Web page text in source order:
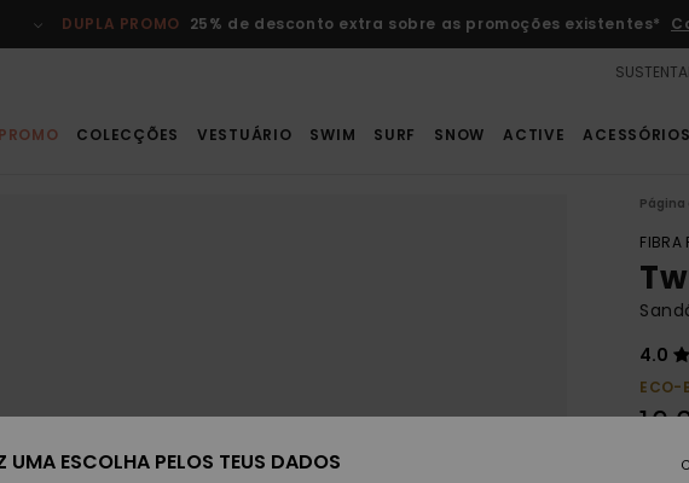
DUPLA PROMO 25% de desconto extra sobre as promoções existentes*
COLECÇÕES VESTUÁRIO SWIM SURF SNOW ACTIVE ACESSÓRIOS
Página
FIBRA
4.0
ECO-
UMA ESCOLHA PELOS TEUS DADOS